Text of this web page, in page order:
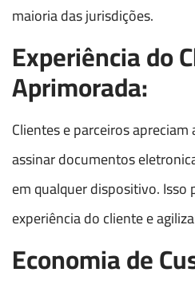
maioria das jurisdições.
Experiência do
Aprimorada:
Clientes e parceiros
assinar documentos
em qualquer dispositivo. Isso
experiência do cliente e
Economia de